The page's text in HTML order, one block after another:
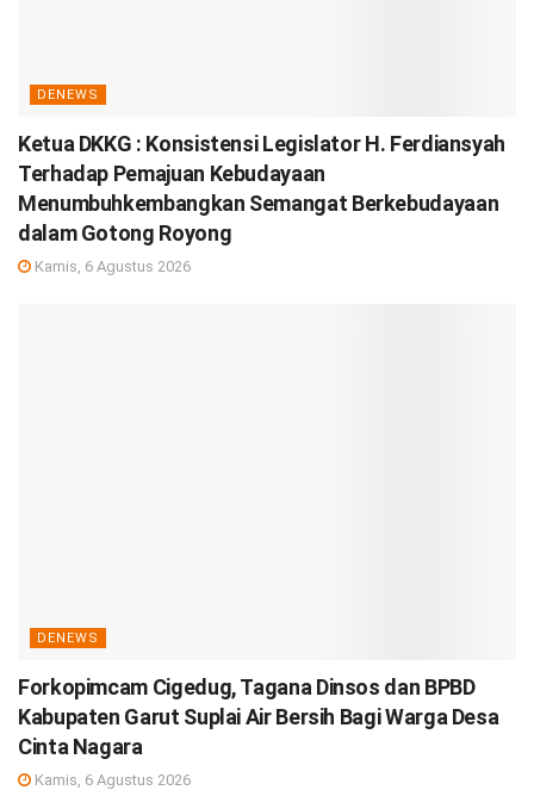
DENEWS
Ketua DKKG : Konsistensi Legislator H. Ferdiansyah
Terhadap Pemajuan Kebudayaan
Menumbuhkembangkan Semangat Berkebudayaan
dalam Gotong Royong
Kamis, 6 Agustus 2026
DENEWS
Forkopimcam Cigedug, Tagana Dinsos dan BPBD
Kabupaten Garut Suplai Air Bersih Bagi Warga Desa
Cinta Nagara
Kamis, 6 Agustus 2026